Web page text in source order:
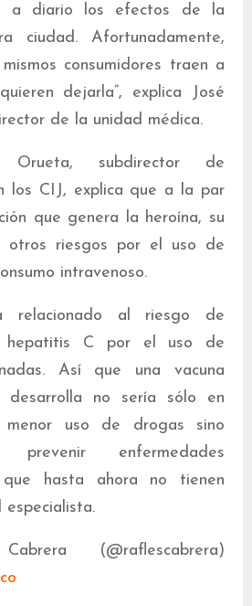
a diario los efectos de la
ciudad. Afortunadamente,
consumidores traen a
dejarla”, explica José
de la unidad médica.
Orueta, subdirector de
los CIJ, explica que a la par
que genera la heroína, su
otros riesgos por el uso de
intravenoso.
relacionado al riesgo de
hepatitis C por el uso de
Así que una vacuna
no sería sólo en
uso de drogas sino
enfermedades
hasta ahora no tienen
especialista.
(@raflescabrera)